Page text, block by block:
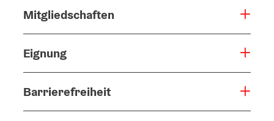
Mitgliedschaften
Eignung
Barrierefreiheit